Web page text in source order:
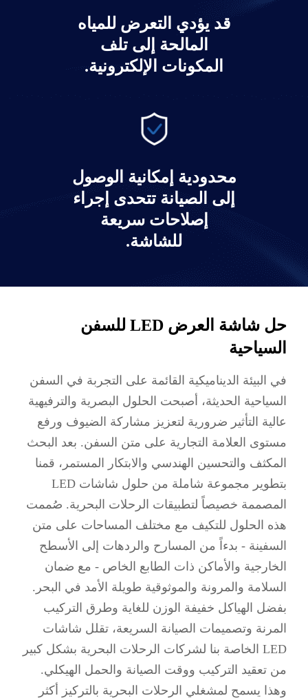
قد يؤدي التعرض للمياه
المالحة إلى تلف
المكونات الإلكترونية.
محدودية إمكانية الوصول
إلى الصيانة تتحدى إجراء
إصلاحات سريعة
للشاشة.
حل شاشة العرض LED للسفن
السياحية
في البيئة الديناميكية القائمة على التجربة في السفن
السياحية الحديثة، أصبحت الحلول البصرية والترفيهية
عالية التأثير ضرورية لتعزيز مشاركة الضيوف ورفع
مستوى العلامة التجارية على متن السفن. بعد البحث
المكثف والتحسين الهندسي والابتكار المستمر، قمنا
بتطوير مجموعة شاملة من حلول شاشات LED
المصممة خصيصاً لتطبيقات الرحلات البحرية. صُممت
هذه الحلول للتكيف مع مختلف المساحات على متن
السفينة - بدءاً من المسارح والردهات إلى الأسطح
الخارجية والأماكن ذات الطابع الخاص - مع ضمان
السلامة والمرونة والموثوقية طويلة الأمد في البحر.
بفضل الهياكل خفيفة الوزن للغاية وطرق التركيب
المرنة وتصميمات الصيانة السريعة، تقلل شاشات
LED الخاصة بنا لشركات الرحلات البحرية بشكل كبير
من تعقيد التركيب ووقت الصيانة والحمل الهيكلي.
وهذا يسمح لمشغلي الرحلات البحرية بالتركيز أكثر